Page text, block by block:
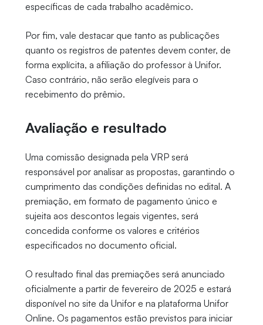
específicas de cada trabalho acadêmico.
Por fim, vale destacar que tanto as publicações
quanto os registros de patentes devem conter, de
forma explícita, a afiliação do professor à Unifor.
Caso contrário, não serão elegíveis para o
recebimento do prêmio.
Avaliação e resultado
Uma comissão designada pela VRP será
responsável por analisar as propostas, garantindo o
cumprimento das condições definidas no edital. A
premiação, em formato de pagamento único e
sujeita aos descontos legais vigentes, será
concedida conforme os valores e critérios
especificados no documento oficial.
O resultado final das premiações será anunciado
oficialmente a partir de fevereiro de 2025 e estará
disponível no site da Unifor e na plataforma Unifor
Online. Os pagamentos estão previstos para iniciar